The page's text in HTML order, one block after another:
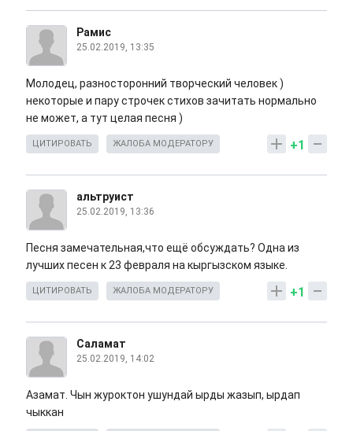
Рамис
25.02.2019, 13:35
Молодец, разносторонний творческий человек )
некоторые и пару строчек стихов зачитать нормально
не может, а тут целая песня )
+1
ЦИТИРОВАТЬ ЖАЛОБА МОДЕРАТОРУ
альтруист
25.02.2019, 13:36
Песня замечательная,что ещё обсуждать? Одна из
лучших песен к 23 февраля на кыргызском языке.
+1
ЦИТИРОВАТЬ ЖАЛОБА МОДЕРАТОРУ
Саламат
25.02.2019, 14:02
Азамат. Чын журоктон ушундай ырды жазып, ырдап
чыккан